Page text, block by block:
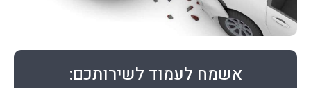
אשמח לעמוד לשירותכם: